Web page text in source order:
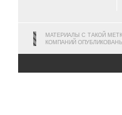
МАТЕРИАЛЫ С ТАКОЙ
КОМПАНИЙ